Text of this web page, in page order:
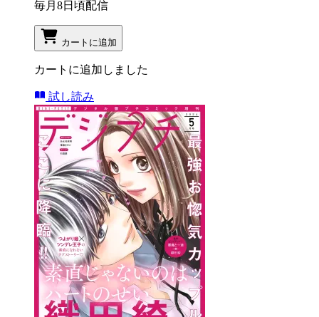
毎月8日頃配信
カートに追加
カートに追加しました
試し読み